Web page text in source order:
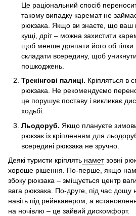
Це раціональний спосіб
такому випадку каремат не
рюкзака. Якщо ви знаєте, що ваш
кущі, дріт – можна захистити
щоб менше дряпати його об
складати всередину, щоб
пошкоджень.
Трекінгові палиці. Кріпляться в
рюкзака. Не рекомендуємо
це порушує поставу і викликає
ходьбі.
Льодоруб. Якщо плануєте
рюкзак із кріпленням для
всередині рюкзака не зручно.
Деякі туристи кріплять наметзовні
хороше рішення. По-перше, якщо
збоку рюкзака – зміщується центр
вага рюкзака. По-друге, під час
навіть під рейнкавером, а
на ночівлю – це зайвий дискомфорт.